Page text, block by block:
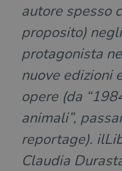
autore spesso
proposito)
protagonista
nuove edizioni
opere (da
animali”,
reportage).
Claudia